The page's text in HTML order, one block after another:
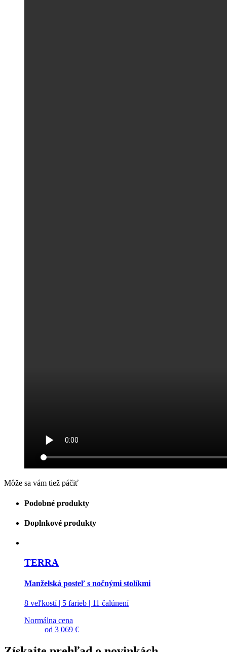
Môže sa vám tiež páčiť
Podobné produkty
Doplnkové produkty
TERRA
Manželská posteľ s nočnými stolíkmi
8 veľkostí | 5 farieb | 11 čalúnení
Normálna cena
od 3 069 €